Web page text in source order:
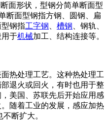
面形状，型钢分简单断面型
断面型钢指方钢、圆钢、扁
钢指工字钢 槽钢 、钢轨、
于机械加工、结构连接等。
热处理工艺。这种热处理工
退火或回火，有时也用于整
美国、苏联先后开始应用感
随着工业的发展，感应加热
断扩大。